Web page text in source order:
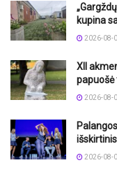
kupina
2026-08-
XII
papuošė
2026-08-
2026-08-